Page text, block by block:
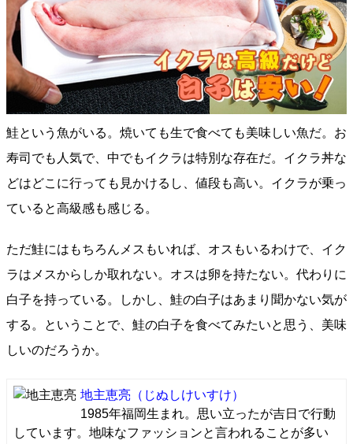
鮭という魚がいる。焼いても生で食べても美味しい魚だ。お
寿司でも人気で、中でもイクラは特別な存在だ。イクラ丼な
どはどこに行っても見かけるし、値段も高い。イクラが乗っ
ていると高級感も感じる。
ただ鮭にはもちろんメスもいれば、オスもいるわけで、イク
ラはメスからしか取れない。オスは卵を持たない。代わりに
白子を持っている。しかし、鮭の白子はあまり聞かない気が
する。ということで、鮭の白子を食べてみたいと思う、美味
しいのだろうか。
地主恵亮 （じぬしけいすけ）
1985年福岡生まれ。思い立ったが吉日で行動
しています。地味なファッションと言われることが多い